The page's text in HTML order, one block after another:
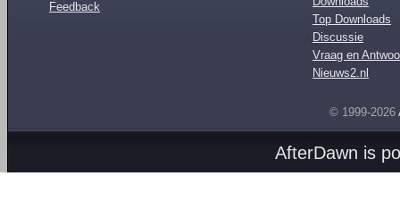
Feedback
Top Downloads
Discussie
Vraag en
Nieuws2.nl
© 1999-2026
AfterDawn is